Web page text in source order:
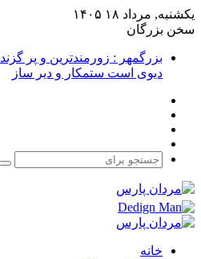
یکشنبه, مرداد ۱۸ ۱۴۰۵
سخن بزرگان
بزرگمهر : زورمندترین و پر
دیوی است ستمکار و دیر ساز
خانه